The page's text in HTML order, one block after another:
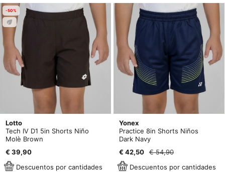
-50%
Lotto
Tech IV D1 5in Shorts Niño
Molè Brown
€ 39,90
Descuentos por cantidades
Yonex
Practice 8in Shorts Niños
Dark Navy
€ 42,50
€ 54,90
Descuentos por cantidades